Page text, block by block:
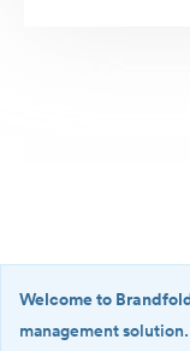
Welcome to
management solution.